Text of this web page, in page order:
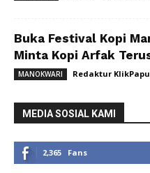
Buka Festival Kopi
Minta Kopi Arfak
MANOKWARI Redaktur
MEDIA SOSIAL KAMI
2,365 Fans